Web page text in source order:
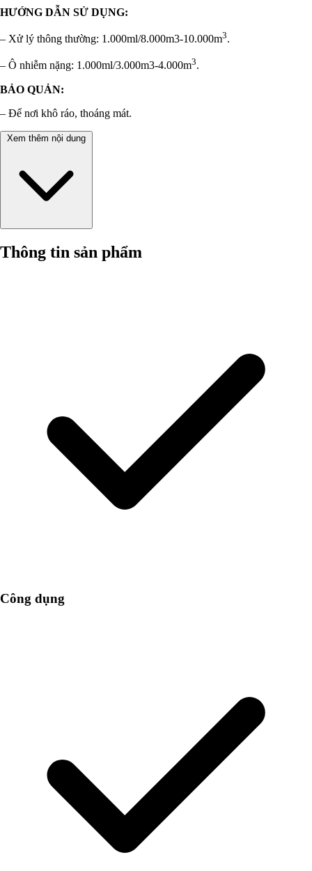
HƯỚNG DẪN SỬ DỤNG:
– Xử lý thông thường: 1.000ml/8.000m3-10.000m3.
– Ô nhiễm nặng: 1.000ml/3.000m3-4.000m3.
BẢO QUẢN:
– Để nơi khô ráo, thoáng mát.
Xem thêm nội dung
Thông tin sản phẩm
Công dụng